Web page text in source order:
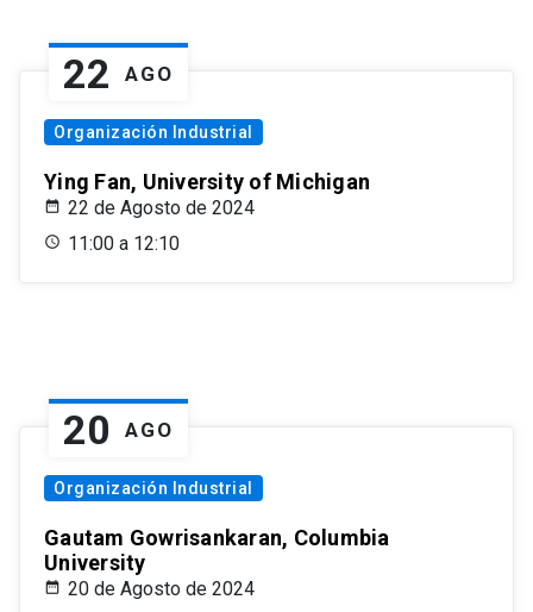
22 AGO
Organización Industrial
Ying Fan, University of Michigan
22 de Agosto de 2024
11:00 a 12:10
20 AGO
Organización Industrial
Gautam Gowrisankaran, Columbia
University
20 de Agosto de 2024